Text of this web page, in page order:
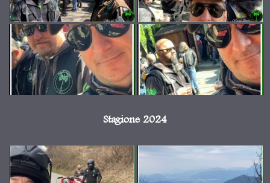
Stagione 2024